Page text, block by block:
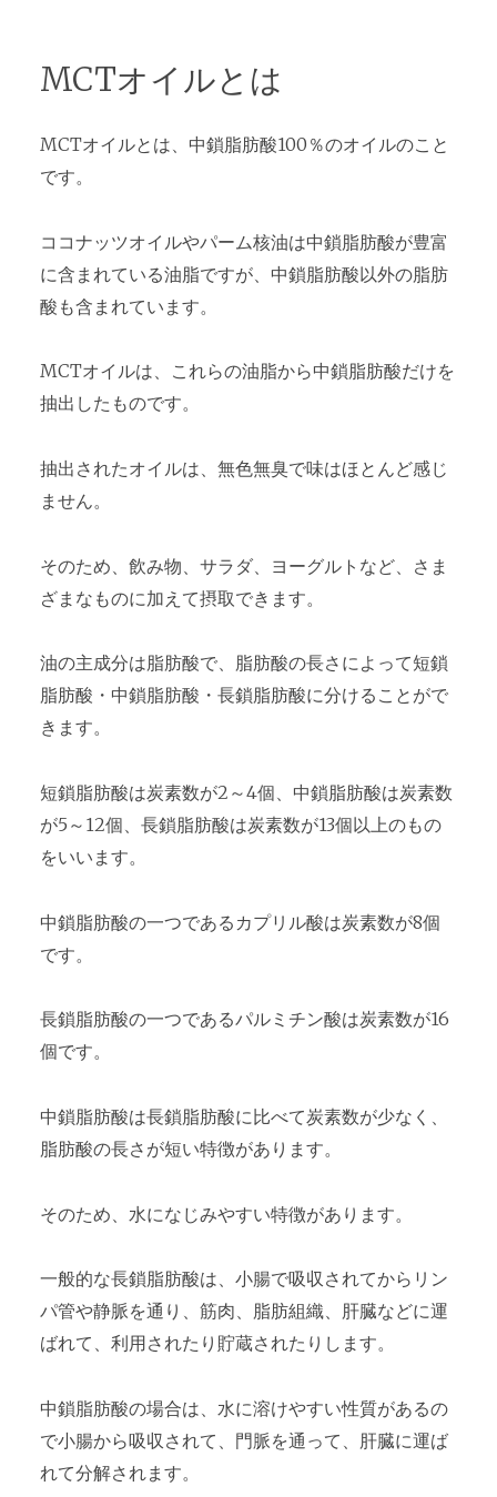
MCTオイルとは
MCTオイルとは、中鎖脂肪酸100％のオイルのこと
です。
ココナッツオイルやパーム核油は中鎖脂肪酸が豊富
に含まれている油脂ですが、中鎖脂肪酸以外の脂肪
酸も含まれています。
MCTオイルは、これらの油脂から中鎖脂肪酸だけを
抽出したものです。
抽出されたオイルは、無色無臭で味はほとんど感じ
ません。
そのため、飲み物、サラダ、ヨーグルトなど、さま
ざまなものに加えて摂取できます。
油の主成分は脂肪酸で、脂肪酸の長さによって短鎖
脂肪酸・中鎖脂肪酸・長鎖脂肪酸に分けることがで
きます。
短鎖脂肪酸は炭素数が2～4個、中鎖脂肪酸は炭素数
が5～12個、長鎖脂肪酸は炭素数が13個以上のもの
をいいます。
中鎖脂肪酸の一つであるカプリル酸は炭素数が8個
です。
長鎖脂肪酸の一つであるパルミチン酸は炭素数が16
個です。
中鎖脂肪酸は長鎖脂肪酸に比べて炭素数が少なく、
脂肪酸の長さが短い特徴があります。
そのため、水になじみやすい特徴があります。
一般的な長鎖脂肪酸は、小腸で吸収されてからリン
パ管や静脈を通り、筋肉、脂肪組織、肝臓などに運
ばれて、利用されたり貯蔵されたりします。
中鎖脂肪酸の場合は、水に溶けやすい性質があるの
で小腸から吸収されて、門脈を通って、肝臓に運ば
れて分解されます。